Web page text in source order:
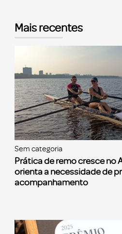
Mais recentes
Sem categoria
Prática de remo cresce no
orienta a necessidade de
acompanhamento